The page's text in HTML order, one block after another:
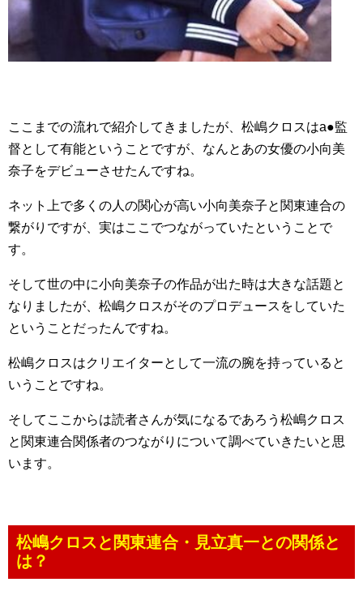
ここまでの流れで紹介してきましたが、松嶋クロスはa●監
督として有能ということですが、なんとあの女優の小向美
奈子をデビューさせたんですね。
ネット上で多くの人の関心が高い小向美奈子と関東連合の
繋がりですが、実はここでつながっていたということで
す。
そして世の中に小向美奈子の作品が出た時は大きな話題と
なりましたが、松嶋クロスがそのプロデュースをしていた
ということだったんですね。
松嶋クロスはクリエイターとして一流の腕を持っていると
いうことですね。
そしてここからは読者さんが気になるであろう松嶋クロス
と関東連合関係者のつながりについて調べていきたいと思
います。
松嶋クロスと関東連合・見立真一との関係と
は？